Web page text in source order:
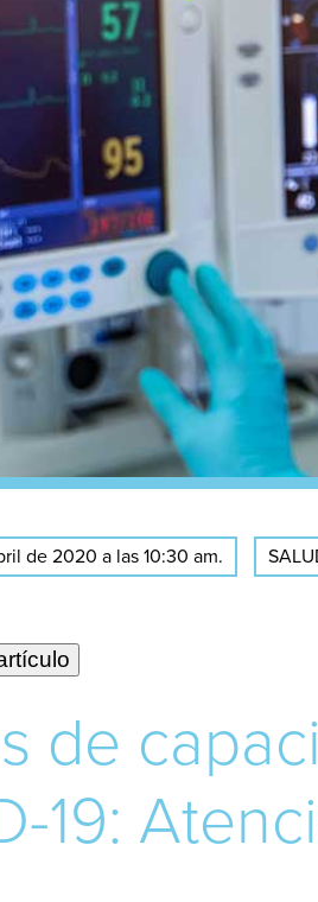
de 2020 a las 10:30 am.
de
19: